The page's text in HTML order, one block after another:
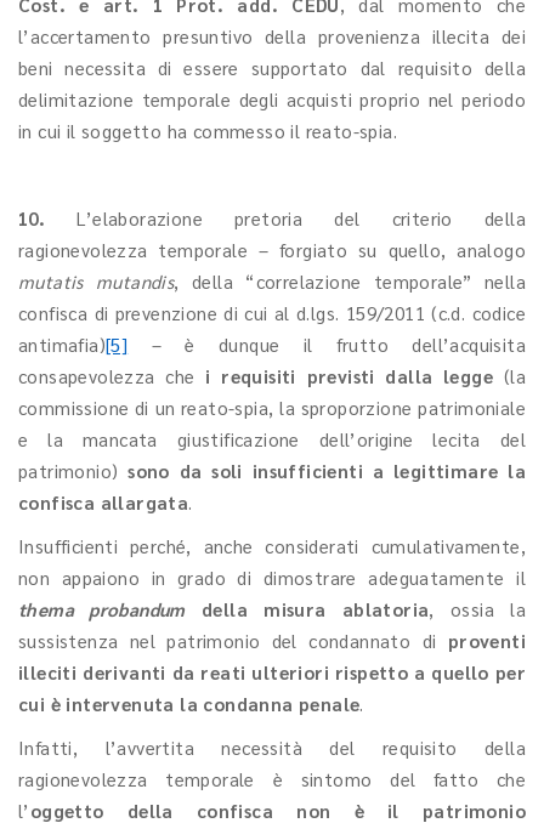
l’accertamento presuntivo della provenienza illecita dei
beni necessita di essere supportato dal requisito della
delimitazione temporale degli acquisti proprio nel periodo
in cui il soggetto ha commesso il reato-spia.
10. L’elaborazione pretoria del criterio della
ragionevolezza temporale – forgiato su quello, analogo
mutatis mutandis, della “correlazione temporale” nella
confisca di prevenzione di cui al d.lgs. 159/2011 (c.d. codice
antimafia)[5] – è dunque il frutto dell’acquisita
consapevolezza che i requisiti previsti dalla legge (la
commissione di un reato-spia, la sproporzione patrimoniale
e la mancata giustificazione dell’origine lecita del
patrimonio)sono da soli insufficienti a legittimare la
confisca allargata.
Insufficienti perché, anche considerati cumulativamente,
non appaiono in grado di dimostrare adeguatamente il
thema probandum della misura ablatoria, ossia la
sussistenza nel patrimonio del condannato di proventi
illeciti derivanti da reati ulteriori rispetto a quello per
cui è intervenuta la condanna penale.
Infatti, l’avvertita necessità del requisito della
ragionevolezza temporale è sintomo del fatto che
l’ oggetto della confisca non è il patrimonio